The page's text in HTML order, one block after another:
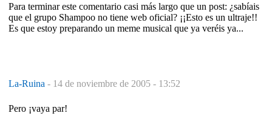
Para terminar este comentario casi más largo que un post: ¿sabíais
que el grupo Shampoo no tiene web oficial? ¡¡Esto es un ultraje!!
Es que estoy preparando un meme musical que ya veréis ya...
La-Ruina - 14 de noviembre de 2005 - 13:52
Pero ¡vaya par!